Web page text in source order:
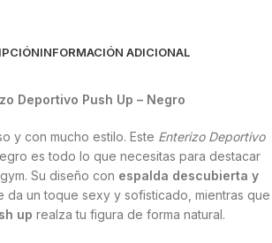
INFORMACIÓN ADICIONAL
Deportivo Push Up – Negro
y con mucho estilo. Este Enterizo Deportivo
es todo lo que necesitas para destacar
Su diseño con espalda descubierta y
da un toque sexy y sofisticado, mientras que
up realza tu figura de forma natural.